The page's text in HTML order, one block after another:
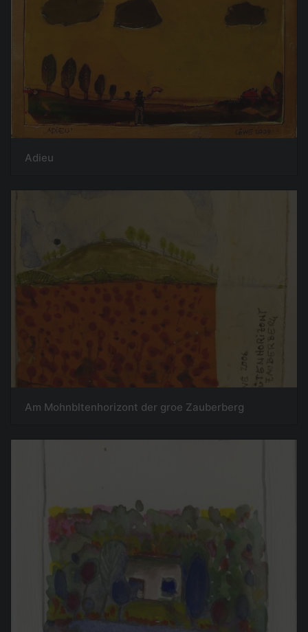
Adieu
Am Mohnbltenhorizont der groe Zauberberg